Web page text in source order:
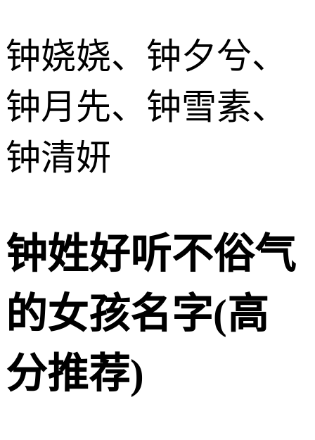
钟娆娆、钟夕兮、
钟月先、钟雪素、
钟清妍
钟姓好听不俗气
的女孩名字(高
分推荐)